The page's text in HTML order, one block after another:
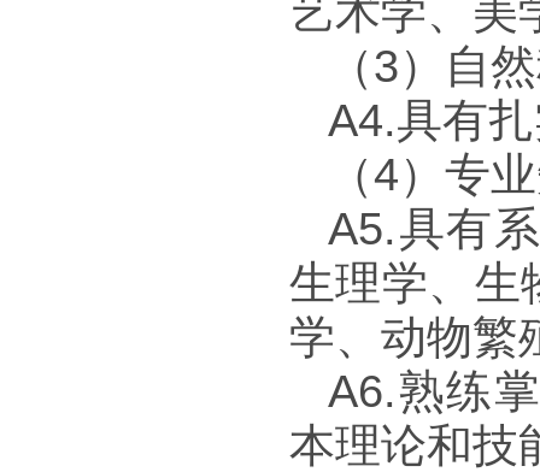
艺术学、美
（3）自
A4.具有
（4）专
A5.具有
生理学、生
学、动物繁
A6.熟练
本理论和技